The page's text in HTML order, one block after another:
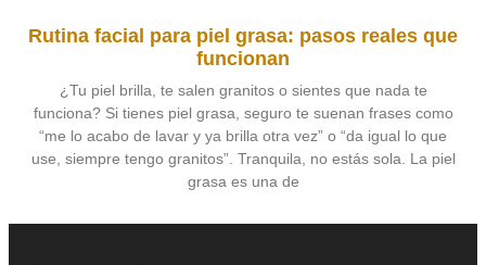
Rutina facial para piel grasa: pasos reales que
funcionan
¿Tu piel brilla, te salen granitos o sientes que nada te
funciona? Si tienes piel grasa, seguro te suenan frases como
“me lo acabo de lavar y ya brilla otra vez” o “da igual lo que
use, siempre tengo granitos”. Tranquila, no estás sola. La piel
grasa es una de